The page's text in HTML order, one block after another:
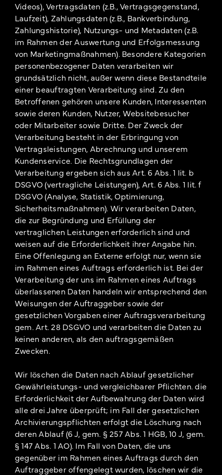
Videos), Vertragsdaten (z.B., Vertragsgegenstand,
Laufzeit), Zahlungsdaten (z.B., Bankverbindung,
Zahlungshistorie), Nutzungs- und Metadaten (z.B.
im Rahmen der Auswertung und Erfolgsmessung
von Marketingmaßnahmen). Besondere Kategorien
personenbezogener Daten verarbeiten wir
grundsätzlich nicht, außer wenn diese Bestandteile
einer beauftragten Verarbeitung sind. Zu den
Betroffenen gehören unsere Kunden, Interessenten
sowie deren Kunden, Nutzer, Websitebesucher
oder Mitarbeiter sowie Dritte. Der Zweck der
Verarbeitung besteht in der Erbringung von
Vertragsleistungen, Abrechnung und unserem
Kundenservice. Die Rechtsgrundlagen der
Verarbeitung ergeben sich aus Art. 6 Abs. 1 lit. b
DSGVO (vertragliche Leistungen), Art. 6 Abs. 1 lit. f
DSGVO (Analyse, Statistik, Optimierung,
Sicherheitsmaßnahmen). Wir verarbeiten Daten,
die zur Begründung und Erfüllung der
vertraglichen Leistungen erforderlich sind und
weisen auf die Erforderlichkeit ihrer Angabe hin.
Eine Offenlegung an Externe erfolgt nur, wenn sie
im Rahmen eines Auftrags erforderlich ist. Bei der
Verarbeitung der uns im Rahmen eines Auftrags
überlassenen Daten handeln wir entsprechend den
Weisungen der Auftraggeber sowie der
gesetzlichen Vorgaben einer Auftragsverarbeitung
gem. Art. 28 DSGVO und verarbeiten die Daten zu
keinen anderen, als den auftragsgemäßen
Zwecken.
Wir löschen die Daten nach Ablauf gesetzlicher
Gewährleistungs- und vergleichbarer Pflichten. die
Erforderlichkeit der Aufbewahrung der Daten wird
alle drei Jahre überprüft; im Fall der gesetzlichen
Archivierungspflichten erfolgt die Löschung nach
deren Ablauf (6 J, gem. § 257 Abs. 1 HGB, 10 J, gem.
§ 147 Abs. 1 AO). Im Fall von Daten, die uns
gegenüber im Rahmen eines Auftrags durch den
Auftraggeber offengelegt wurden, löschen wir die